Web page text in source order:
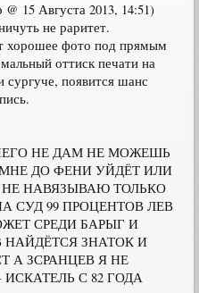
15 Августа 2013, 14:51)
не раритет.
хорошее фото под прямым
оттиск печати на
сургуче, появится шанс
НЕ ДАМ НЕ МОЖЕШЬ
ДО ФЕНИ УЙДЁТ ИЛИ
НАВЯЗЫВАЮ ТОЛЬКО
СУД 99 ПРОЦЕНТОВ ЛЕВ
СРЕДИ БАРЫГ И
НАЙДЁТСЯ ЗНАТОК И
А ЗСРАНЦЕВ Я НЕ
С 82 ГОДА